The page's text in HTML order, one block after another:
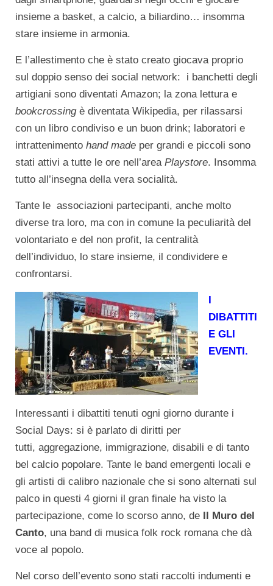
insieme a basket, a calcio, a biliardino… insomma
stare insieme in armonia.
E l’allestimento che è stato creato giocava proprio
sul doppio senso dei social network: i banchetti degli
artigiani sono diventati Amazon; la zona lettura e
bookcrossingè diventata Wikipedia, per rilassarsi
con un libro condiviso e un buon drink; laboratori e
intrattenimento hand made per grandi e piccoli sono
stati attivi a tutte le ore nell’area Playstore. Insomma
tutto all’insegna della vera socialità.
Tante le associazioni partecipanti, anche molto
diverse tra loro, ma con in comune la peculiarità del
volontariato e del non profit, la centralità
dell’individuo, lo stare insieme, il condividere e
confrontarsi.
I
DIBATTITI
E GLI
EVENTI.
Interessanti i dibattiti tenuti ogni giorno durante i
Social Days: si è parlato di diritti per
tutti, aggregazione, immigrazione, disabili e di tanto
bel calcio popolare. Tante le band emergenti locali e
gli artisti di calibro nazionale che si sono alternati sul
palco in questi 4 giorni il gran finale ha visto la
partecipazione, come lo scorso anno, de Il Muro del
Canto, una band di musica folk rock romana che dà
voce al popolo.
Nel corso dell’evento sono stati raccolti indumenti e